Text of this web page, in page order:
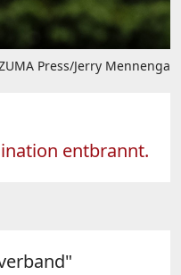
Press/Jerry Mennenga
entbrannt.